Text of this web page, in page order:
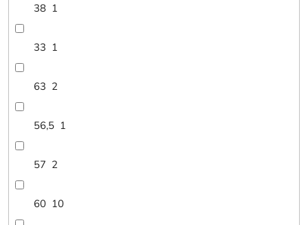
38 1
33 1
63 2
56,5 1
57 2
60 10